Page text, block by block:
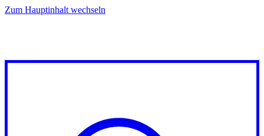
Zum Hauptinhalt wechseln